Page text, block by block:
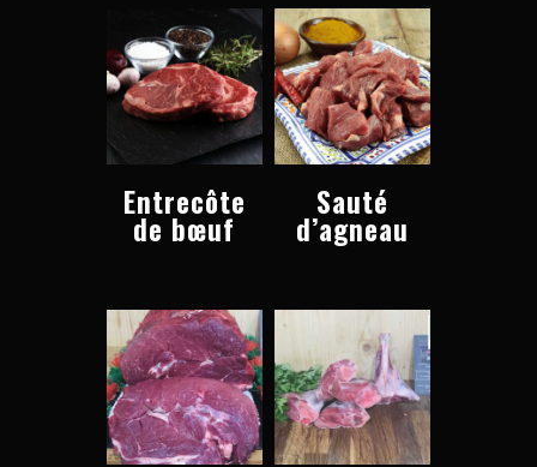
Entrecôte
de bœuf
Sauté
d’agneau